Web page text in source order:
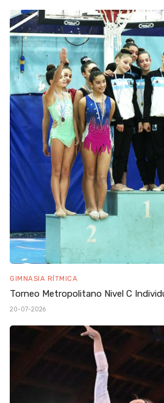
GIMNASIA RÍTMICA
Torneo Metropolitano Nivel C
20-07-2026